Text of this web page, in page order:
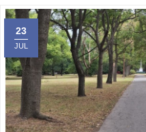
23
JUL